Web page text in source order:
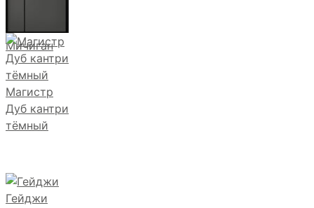
Мичиган
Магистр
Дуб кантри
тёмный
Гейджи